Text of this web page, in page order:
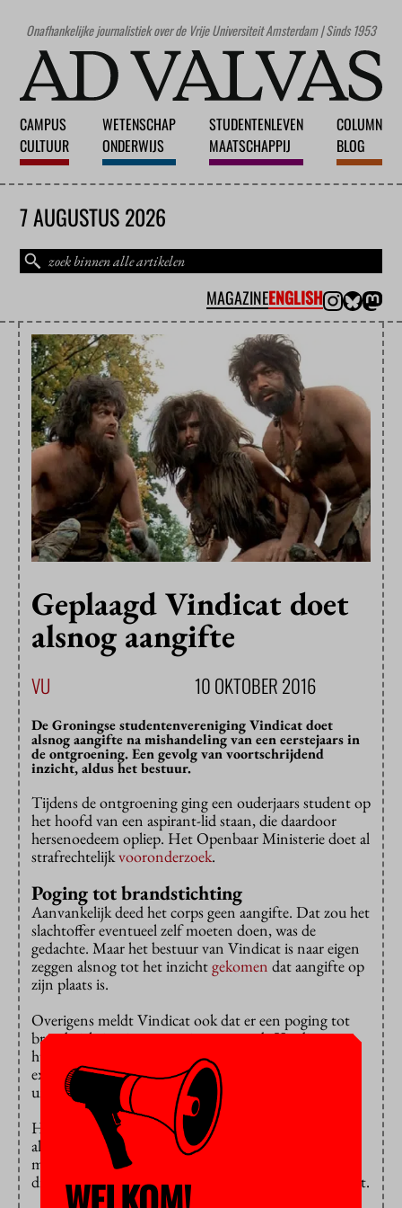
Onafhankelijke journalistiek over de Vrije Universiteit Amsterdam | Sinds 1953
CAMPUS
CULTUUR
WETENSCHAP
ONDERWIJS
STUDENTENLEVEN
MAATSCHAPPIJ
COLUMN
BLOG
7 AUGUSTUS 2026
MAGAZINEENGLISH
Geplaagd Vindicat doet
alsnog aangifte
VU 10 OKTOBER 2016
De Groningse studentenvereniging Vindicat doet
alsnog aangifte na mishandeling van een eerstejaars in
de ontgroening. Een gevolg van voortschrijdend
inzicht, aldus het bestuur.
Tijdens de ontgroening ging een ouderjaars student op
het hoofd van een aspirant-lid staan, die daardoor
hersenoedeem opliep. Het Openbaar Ministerie doet al
strafrechtelijkvooronderzoek.
Poging tot brandstichting
Aanvankelijk deed het corps geen aangifte. Dat zou het
slachtoffer eventueel zelf moeten doen, was de
gedachte. Maar het bestuur van Vindicat is naar eigen
zeggen alsnog tot het inzichtgekomen dat aangifte op
zijn plaats is.
Overigens meldt Vindicat ook dat er een poging tot
brandstichting is geweest in een van de Vindicat-
huizen. De vereniging heeft haar leden
extra voorzorgsmaatregelen te nemen, aldus
universiteitskrant UK.
Het Groningse studentencorps Vindicat kwam niet
alleen met de ontgroening in het nieuws, maar ook
met een ‘bangalijst’ van vrouwelijke eerstejaars leden
die op internet terechtkwam. De makers zijn geschorst.